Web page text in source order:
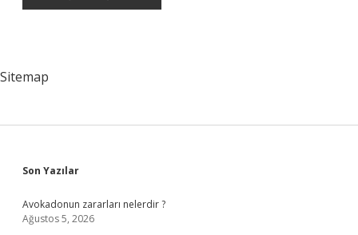
Sitemap
Sidebar
Son Yazılar
Avokadonun zararları nelerdir ?
Ağustos 5, 2026